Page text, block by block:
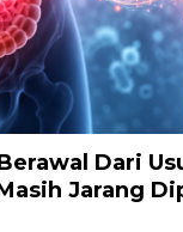
Dari
Jarang